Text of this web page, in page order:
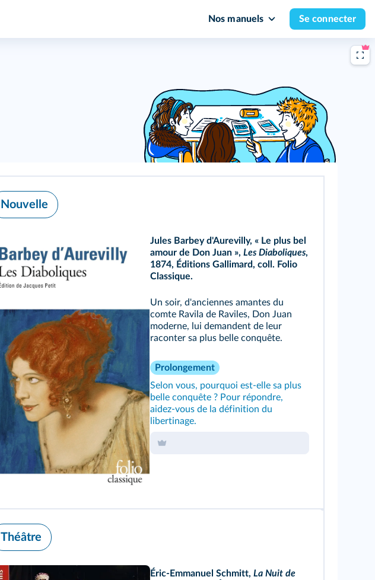
Nos manuels Se connecter
Nouvelle
Jules Barbey d'Aurevilly, « Le plus bel
amour de Don Juan », Les Diaboliques,
1874, Éditions Gallimard, coll. Folio
Classique.
Un soir, d'anciennes amantes du
comte Ravila de Raviles, Don Juan
moderne, lui demandent de leur
raconter sa plus belle conquête.
Prolongement
Selon vous, pourquoi est-elle sa plus
belle conquête ? Pour répondre,
aidez-vous de la définition du
libertinage.
Théâtre
Éric-Emmanuel Schmitt, La Nuit de